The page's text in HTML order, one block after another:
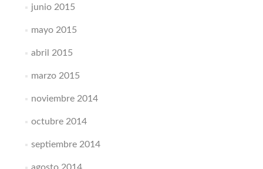
junio 2015
mayo 2015
abril 2015
marzo 2015
noviembre 2014
octubre 2014
septiembre 2014